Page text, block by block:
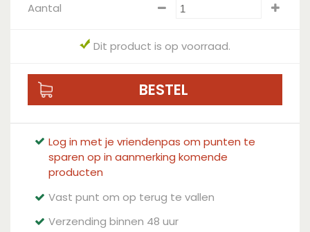
Aantal
Dit product is op voorraad.
Log in met je vriendenpas om punten te
sparen op in aanmerking komende
producten
Vast punt om op terug te vallen
Verzending binnen 48 uur